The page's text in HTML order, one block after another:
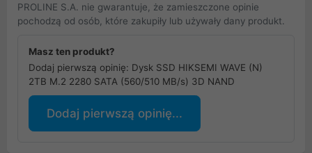
PROLINE S.A. nie gwarantuje, że zamieszczone opinie
pochodzą od osób, które zakupiły lub używały dany produkt.
Masz ten produkt?
Dodaj pierwszą opinię: Dysk SSD HIKSEMI WAVE (N)
2TB M.2 2280 SATA (560/510 MB/s) 3D NAND
Dodaj pierwszą opinię...